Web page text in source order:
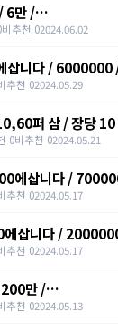
6만 /
비추천 02024.06.02
삽니다 / 6000000
추천 02024.05.29
퍼 삼 / 장당 10
0비추천 02024.05.21
에삽니다 /
추천 02024.05.17
삽니다 /
추천 02024.05.17
만 /
o/
추천 02024.05.13